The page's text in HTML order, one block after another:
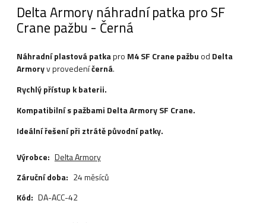
Delta Armory náhradní patka pro SF
Crane pažbu - Černá
Náhradní plastová patkapro M4 SF Crane pažbuod Delta
Armoryv provedeníčerná.
Rychlý přístup k baterii.
Kompatibilní s pažbami Delta Armory SF Crane.
Ideální řešení při ztrátě původní patky.
Výrobce: Delta Armory
Záruční doba: 24 měsíců
Kód: DA-ACC-42